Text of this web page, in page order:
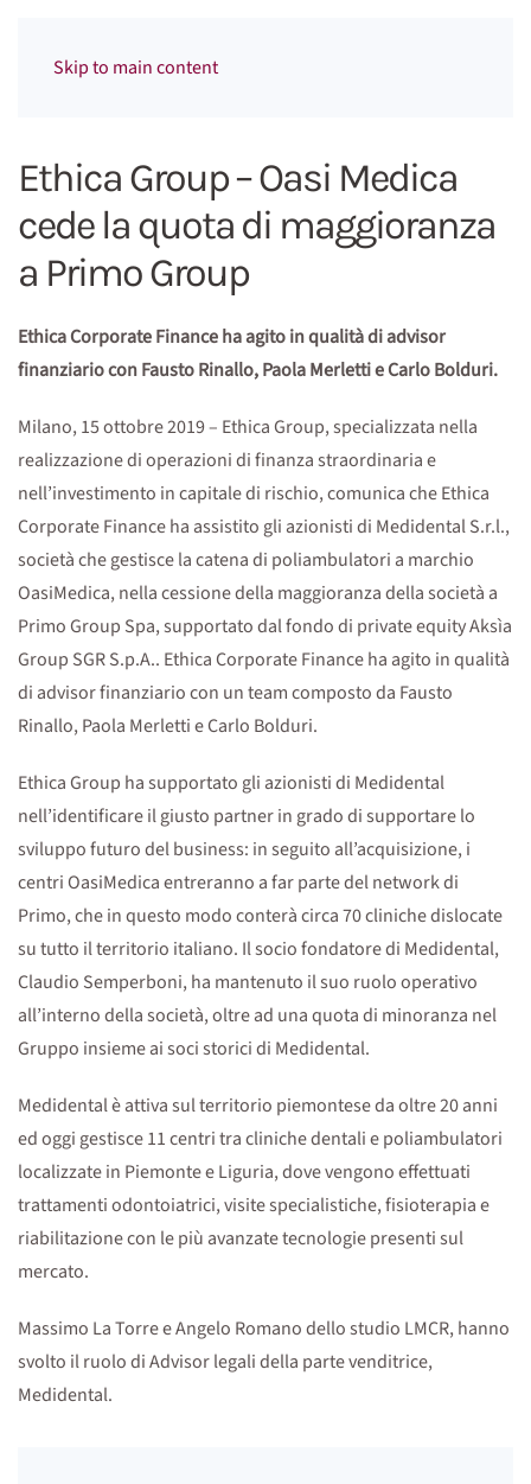
Skip to main content
Ethica Group – Oasi Medica
cede la quota di maggioranza
a Primo Group
Ethica Corporate Finance ha agito in qualità di advisor
finanziario con Fausto Rinallo, Paola Merletti e Carlo Bolduri.
Milano, 15 ottobre 2019 – Ethica Group, specializzata nella
realizzazione di operazioni di finanza straordinaria e
nell’investimento in capitale di rischio, comunica che Ethica
Corporate Finance ha assistito gli azionisti di Medidental S.r.l.,
società che gestisce la catena di poliambulatori a marchio
OasiMedica, nella cessione della maggioranza della società a
Primo Group Spa, supportato dal fondo di private equity Aksìa
Group SGR S.p.A.. Ethica Corporate Finance ha agito in qualità
di advisor finanziario con un team composto da Fausto
Rinallo, Paola Merletti e Carlo Bolduri.
Ethica Group ha supportato gli azionisti di Medidental
nell’identificare il giusto partner in grado di supportare lo
sviluppo futuro del business: in seguito all’acquisizione, i
centri OasiMedica entreranno a far parte del network di
Primo, che in questo modo conterà circa 70 cliniche dislocate
su tutto il territorio italiano. Il socio fondatore di Medidental,
Claudio Semperboni, ha mantenuto il suo ruolo operativo
all’interno della società, oltre ad una quota di minoranza nel
Gruppo insieme ai soci storici di Medidental.
Medidental è attiva sul territorio piemontese da oltre 20 anni
ed oggi gestisce 11 centri tra cliniche dentali e poliambulatori
localizzate in Piemonte e Liguria, dove vengono effettuati
trattamenti odontoiatrici, visite specialistiche, fisioterapia e
riabilitazione con le più avanzate tecnologie presenti sul
mercato.
Massimo La Torre e Angelo Romano dello studio LMCR, hanno
svolto il ruolo di Advisor legali della parte venditrice,
Medidental.